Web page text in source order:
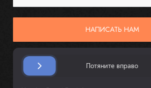
НАПИСАТЬ НАМ